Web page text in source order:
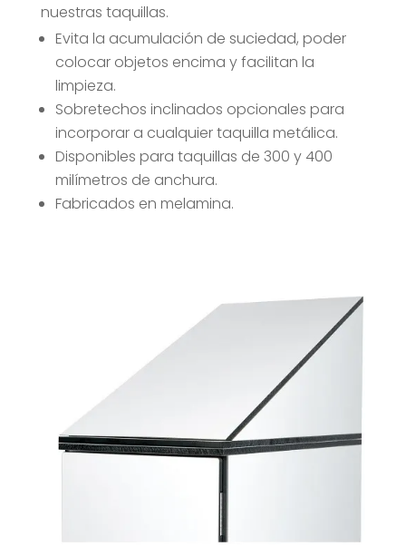
nuestras taquillas.
Evita la acumulación de suciedad, poder
colocar objetos encima y facilitan la
limpieza.
Sobretechos inclinados opcionales para
incorporar a cualquier taquilla metálica.
Disponibles para taquillas de 300 y 400
milímetros de anchura.
Fabricados en melamina.